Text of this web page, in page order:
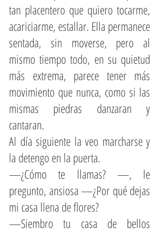
tan placentero que quiero tocarme,
acariciarme, estallar. Ella permanece
sentada, sin moverse, pero al
mismo tiempo todo, en su quietud
más extrema, parece tener más
movimiento que nunca, como si las
mismas piedras danzaran y
cantaran.
Al día siguiente la veo marcharse y
la detengo en la puerta.
—¿Cómo te llamas? —, le
pregunto, ansiosa —¿Por qué dejas
mi casa llena de flores?
—Siembro tu casa de bellos